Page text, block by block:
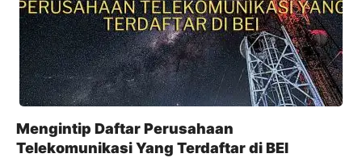
Mengintip Daftar Perusahaan
Telekomunikasi Yang Terdaftar di BEI